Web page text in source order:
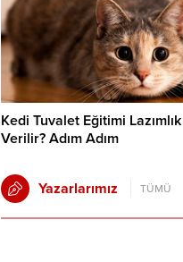
Kedi Tuvalet Eğitimi Lazımlık
Verilir? Adım Adım
Yazarlarımız TÜMÜ